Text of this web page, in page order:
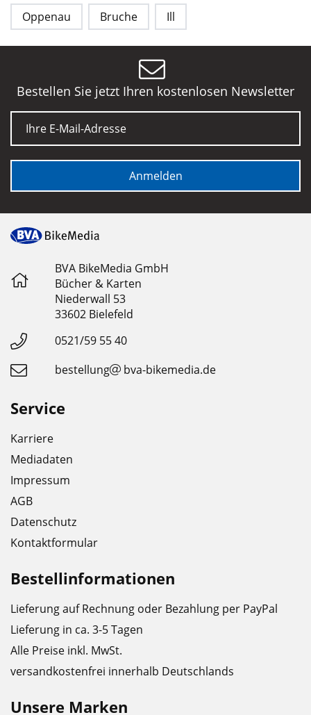
Oppenau Bruche Ill
Bestellen Sie jetzt Ihren kostenlosen Newsletter
E-Mail
Anmelden
BVA BikeMedia GmbH
Bücher & Karten
Niederwall 53
33602 Bielefeld
0521/59 55 40
bestellung
bva-bikemedia.de
Service
Karriere
Mediadaten
Impressum
AGB
Datenschutz
Kontaktformular
Bestellinformationen
Lieferung auf Rechnung oder Bezahlung per PayPal
Lieferung in ca. 3-5 Tagen
Alle Preise inkl. MwSt.
versandkostenfrei innerhalb Deutschlands
Unsere Marken